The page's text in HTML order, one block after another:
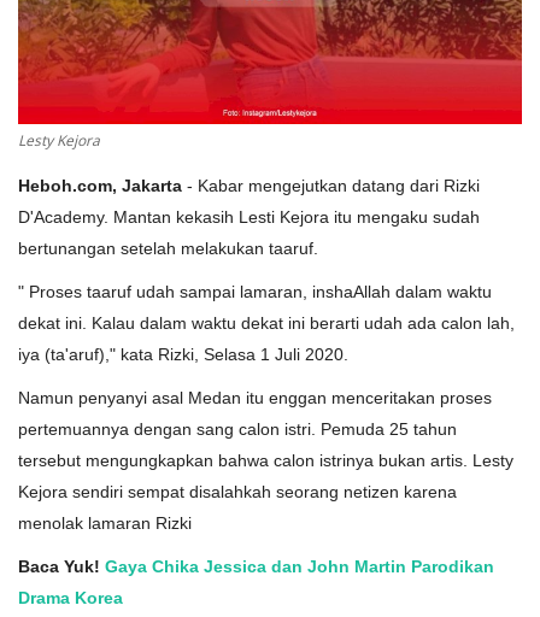
Lesty Kejora
Heboh.com, Jakarta - Kabar mengejutkan datang dari Rizki
D'Academy. Mantan kekasih Lesti Kejora itu mengaku sudah
bertunangan setelah melakukan taaruf.
" Proses taaruf udah sampai lamaran, inshaAllah dalam waktu
dekat ini. Kalau dalam waktu dekat ini berarti udah ada calon lah,
iya (ta'aruf)," kata Rizki, Selasa 1 Juli 2020.
Namun penyanyi asal Medan itu enggan menceritakan proses
pertemuannya dengan sang calon istri. Pemuda 25 tahun
tersebut mengungkapkan bahwa calon istrinya bukan artis. Lesty
Kejora sendiri sempat disalahkah seorang netizen karena
menolak lamaran Rizki
Baca Yuk! Gaya Chika Jessica dan John Martin Parodikan
Drama Korea